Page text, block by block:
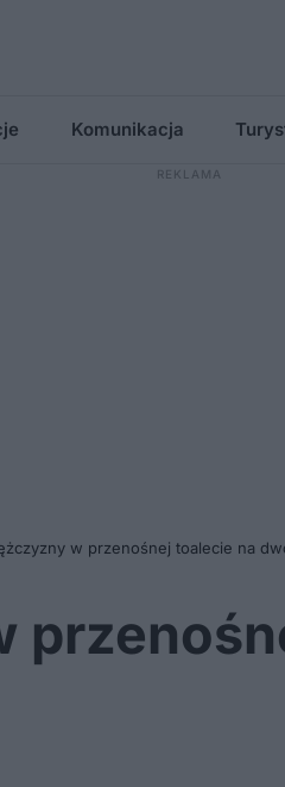
Komunikacja
w przenośnej toalecie na